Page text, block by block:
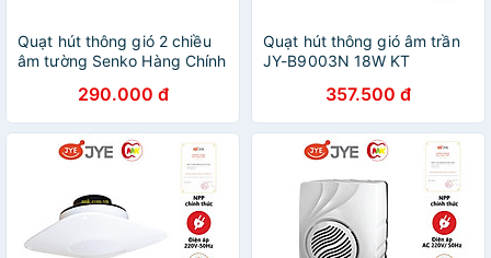
Quạt hút thông gió 2 chiều
âm tường Senko Hàng Chính
290.000 đ
Quạt hút thông gió âm trần
JY-B9003N 18W KT
357.500 đ